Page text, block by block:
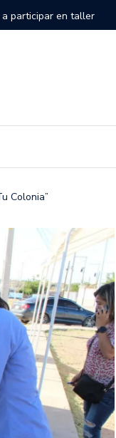
a participar en taller
Colonia”